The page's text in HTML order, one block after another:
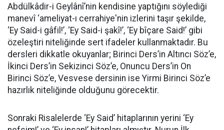
Abdülkâdir-i Geylânî’nin kendisine yaptığını söylediği
manevî ‘ameliyat-ı cerrahiye'nin izlerini taşır şekilde,
‘Ey Said-i gâfil!’, ‘Ey Said-i şakî!’, ‘Ey bîçare Said!’ gibi
özeleştiri niteliğinde sert ifadeler kullanmaktadır. Bu
dersleri dikkatle okuyanlar; Birinci Ders’in Altıncı Söz’e,
İkinci Ders’in Sekizinci Söz’e, Onuncu Ders’in On
Birinci Söz’e, Vesvese dersinin ise Yirmi Birinci Söz’e
hazırlık niteliğinde olduğunu görecektir.
Sonraki Risalelerde ‘Ey Said’ hitaplarının yerini ‘Ey